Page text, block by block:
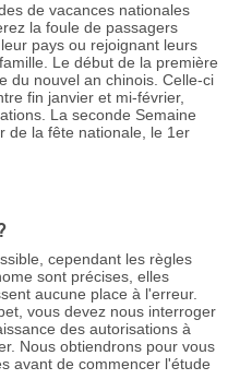
de vacances nationales
la foule de passagers
pays ou rejoignant leurs
Le début de la première
du nouvel an chinois. Celle-ci
fin janvier et mi-février,
La seconde Semaine
de la fête nationale, le 1er
cependant les règles
sont précises, elles
aucune place à l'erreur.
vous devez nous interroger
des autorisations à
Nous obtiendrons pour vous
avant de commencer l'étude